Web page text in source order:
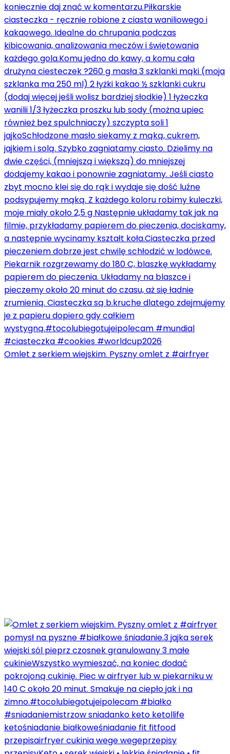
Omlet z serkiem wiejskim. Pyszny omlet z #airfryer